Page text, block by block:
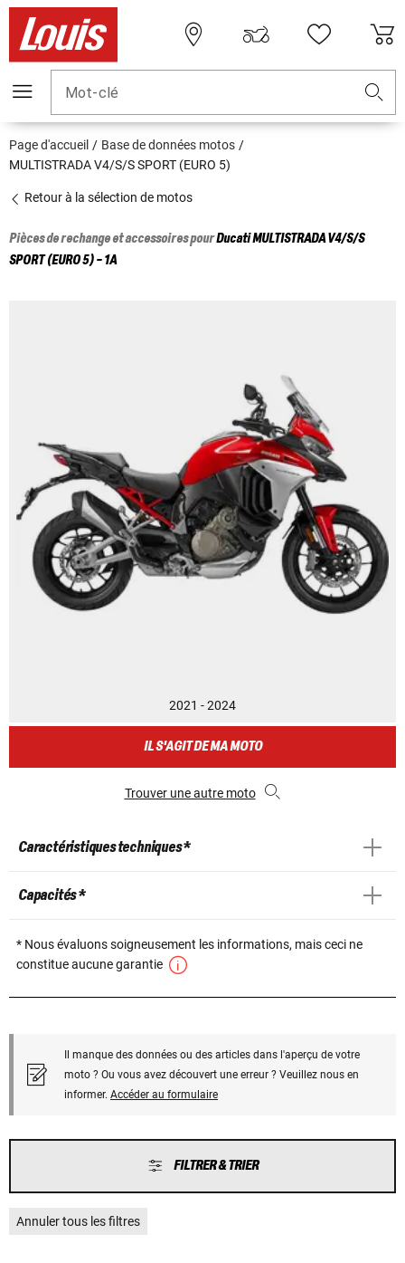
Mot-clé
Page d'accueil
Base de données motos
MULTISTRADA V4/S/S SPORT (EURO 5)
Retour à la sélection de motos
Pièces de rechange et accessoires pourDucatiMULTISTRADA V4/S/S
SPORT (EURO 5) - 1A
2021 - 2024
IL S'AGIT DE MA MOTO
Trouver une autre moto
Caractéristiques techniques *
Capacités *
* Nous évaluons soigneusement les informations, mais ceci ne
constitue aucune garantie
Il manque des données ou des articles dans l'aperçu de votre
moto ? Ou vous avez découvert une erreur ? Veuillez nous en
informer. Accéder au formulaire
FILTRER & TRIER
Annuler tous les filtres